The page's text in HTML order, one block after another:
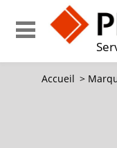
Accueil >